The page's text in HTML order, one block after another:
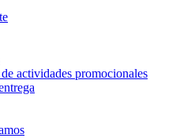
actividades promocionales